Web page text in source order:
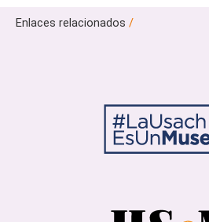
Enlaces relacionados /